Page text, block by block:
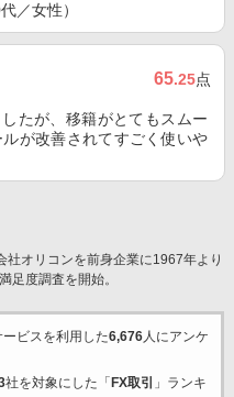
／女性）
65.25点
たが、移籍がとてもスムー
が改善されてすごく使いや
社オリコンを前身企業に1967年より
足度調査を開始。
ビスを利用した6,676人にアンケ
社を対象にした「 FX取引
」ランキ